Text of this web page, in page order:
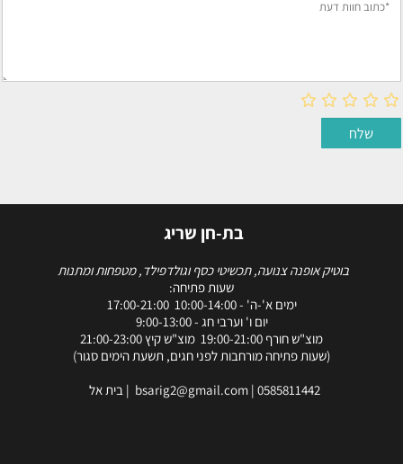
בת-חן שריג
בוטיק אופנה צנועה, תכשיטי כסף וגולדפילד, מטפחות ומתנות
שעות פתיחה:
ימים א'-ה' - 10:00-14:00 17:00-21:00
יום ו' וערבי חג - 9:00-13:00
מוצ"ש חורף 19:00-21:00 מוצ"ש קיץ 21:00-23:00
(שעות פתיחה מורחבות לפני חגים, תשעת הימים סגור)
bsarig2@gmail.com | 0585811442 | בית אל